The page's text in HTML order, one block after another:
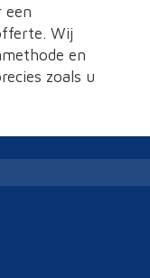
een
Wij
en
zoals u